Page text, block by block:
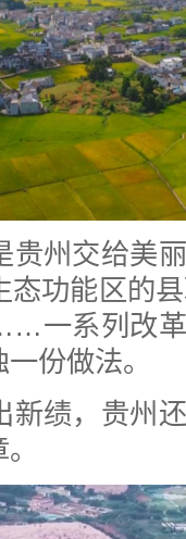
州交给美丽
态功能区的
一系列改
份做法。
绩，贵州还